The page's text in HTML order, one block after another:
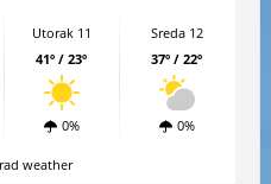
Utorak 11
41º / 23º
0%
Sreda 12
37º / 22º
0%
weather